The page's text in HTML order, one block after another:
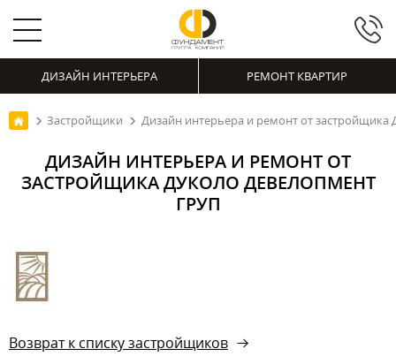
ДИЗАЙН ИНТЕРЬЕРА РЕМОНТ КВАРТИР
Застройщики Дизайн интерьера и ремонт от застройщика
ДИЗАЙН ИНТЕРЬЕРА И РЕМОНТ ОТ
ЗАСТРОЙЩИКА ДУКОЛО ДЕВЕЛОПМЕНТ
ГРУП
Возврат к списку застройщиков